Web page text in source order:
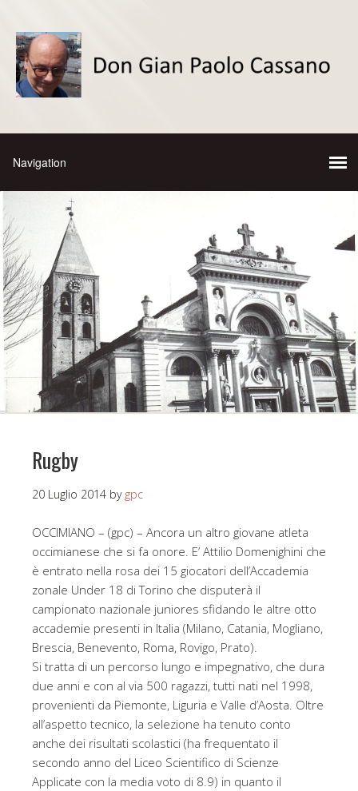
Rugby
20 Luglio 2014 by gpc
OCCIMIANO – (gpc) – Ancora un altro giovane atleta
occimianese che si fa onore. E’ Attilio Domenighini che
è entrato nella rosa dei 15 giocatori dell’Accademia
zonale Under 18 di Torino che disputerà il
campionato nazionale juniores sfidando le altre otto
accademie presenti in Italia (Milano, Catania, Mogliano,
Brescia, Benevento, Roma, Rovigo, Prato).
Si tratta di un percorso lungo e impegnativo, che dura
due anni e con al via 500 ragazzi, tutti nati nel 1998,
provenienti da Piemonte, Liguria e Valle d’Aosta. Oltre
all’aspetto tecnico, la selezione ha tenuto conto
anche dei risultati scolastici (ha frequentato il
secondo anno del Liceo Scientifico di Scienze
Applicate con la media voto di 8.9) in quanto il